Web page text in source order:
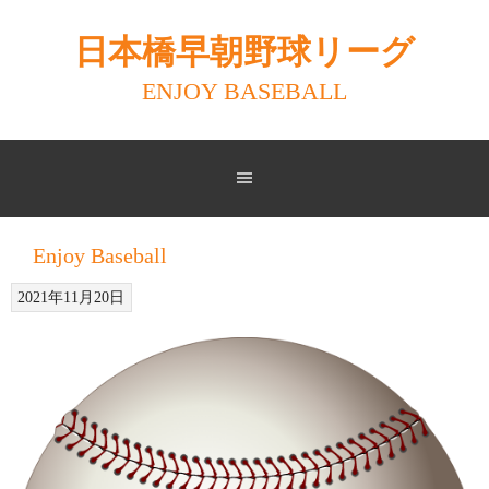
日本橋早朝野球リーグ
ENJOY BASEBALL
Enjoy Baseball
2021年11月20日